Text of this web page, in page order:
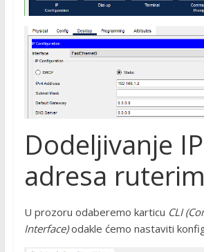
Dodeljivanje IP
adresa
U prozoru odaberemo karticu CLI
Interface)odakle ćemo nastaviti